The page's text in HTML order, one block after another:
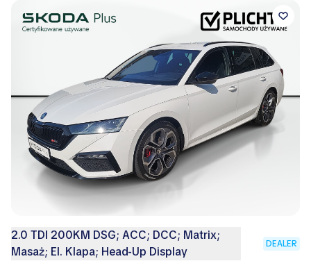
2.0 TDI 200KM DSG; ACC; DCC; Matrix;
Masaż; El. Klapa; Head-Up Display
DEALER